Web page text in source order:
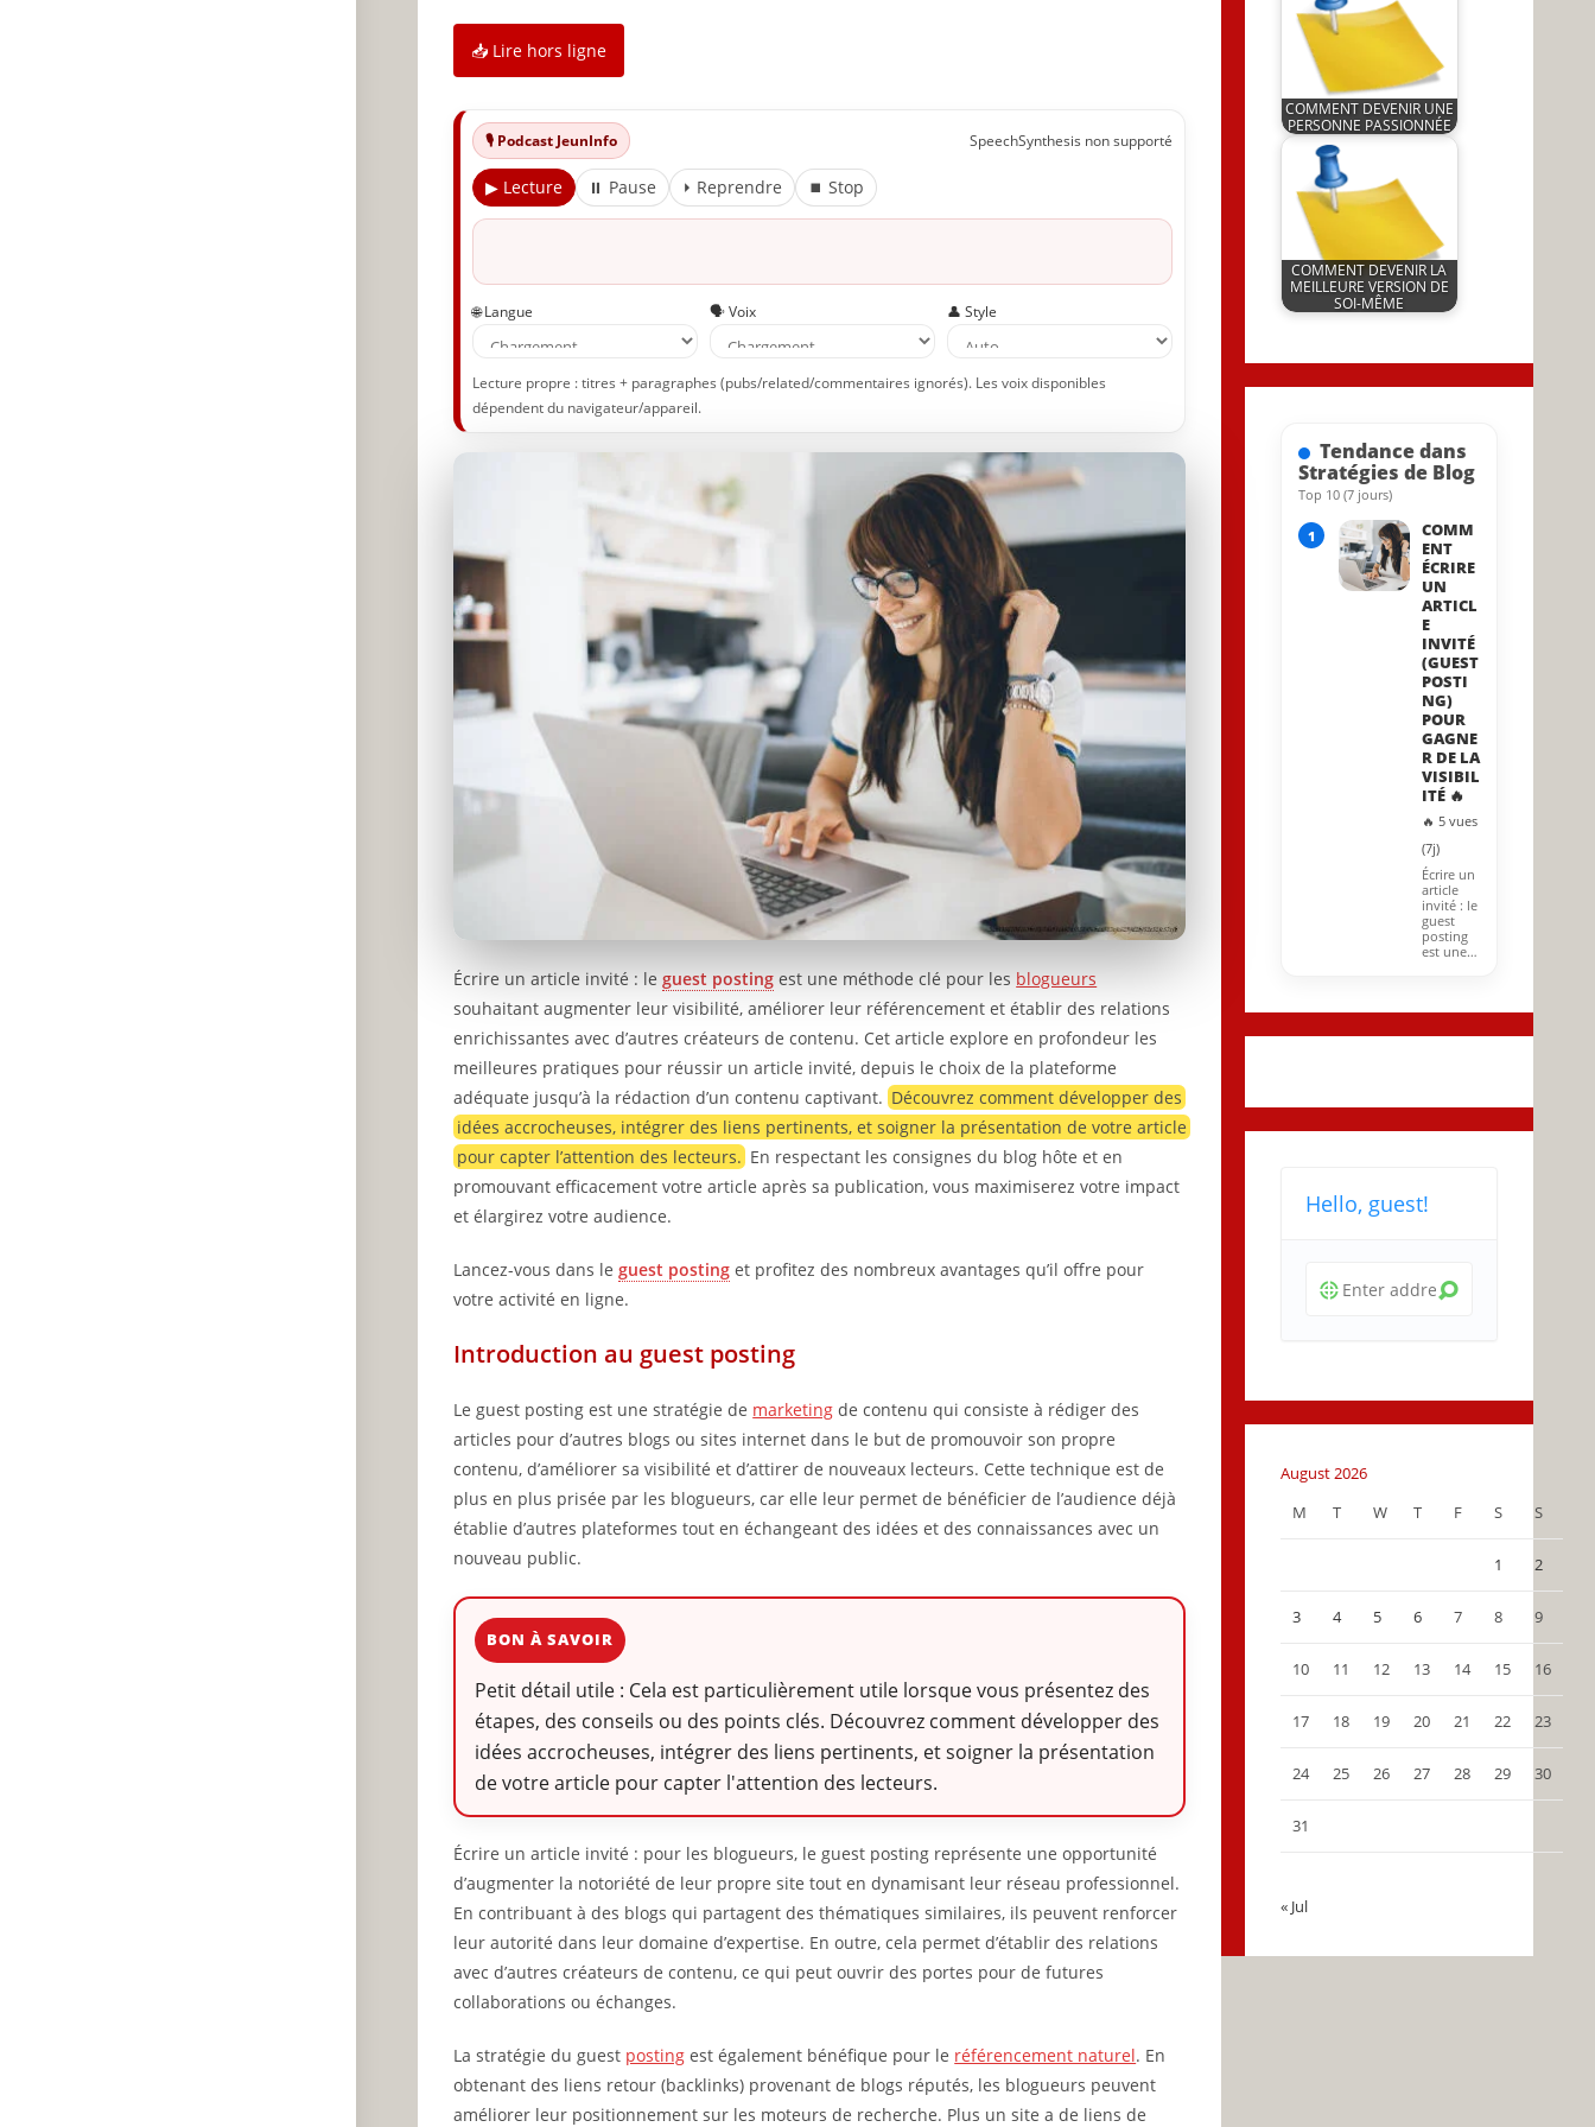
📥 Lire hors ligne
🎙️ Podcast JeunInfo SpeechSynthesis non supporté
▶ Lecture ⏸ Pause ⏵ Reprendre ⏹ Stop
🌐 Langue 🗣️ Voix 👤 Style
Lecture propre : titres + paragraphes (pubs/related/commentaires ignorés). Les voix disponibles
dépendent du navigateur/appareil.
Écrire un article invité : leguest posting est une méthode clé pour les blogueurs
souhaitant augmenter leur visibilité, améliorer leur référencement et établir des relations
enrichissantes avec d’autres créateurs de contenu. Cet article explore en profondeur les
meilleures pratiques pour réussir un article invité, depuis le choix de la plateforme
adéquate jusqu’à la rédaction d’un contenu captivant.Découvrez comment développer des
idées accrocheuses, intégrer des liens pertinents, et soigner la présentation de votre article
pour capter l’attention des lecteurs. En respectant les consignes du blog hôte et en
promouvant efficacement votre article après sa publication, vous maximiserez votre impact
et élargirez votre audience.
Lancez-vous dans leguest posting et profitez des nombreux avantages qu’il offre pour
votre activité en ligne.
Introduction au guest posting
Le guest posting est une stratégie de marketing de contenu qui consiste à rédiger des
articles pour d’autres blogs ou sites internet dans le but de promouvoir son propre
contenu, d’améliorer sa visibilité et d’attirer de nouveaux lecteurs. Cette technique est de
plus en plus prisée par les blogueurs, car elle leur permet de bénéficier de l’audience déjà
établie d’autres plateformes tout en échangeant des idées et des connaissances avec un
nouveau public.
BON À SAVOIR
Petit détail utile : Cela est particulièrement utile lorsque vous présentez des
étapes, des conseils ou des points clés. Découvrez comment développer des
idées accrocheuses, intégrer des liens pertinents, et soigner la présentation
de votre article pour capter l'attention des lecteurs.
Écrire un article invité : pour les blogueurs, le guest posting représente une opportunité
d’augmenter la notoriété de leur propre site tout en dynamisant leur réseau professionnel.
En contribuant à des blogs qui partagent des thématiques similaires, ils peuvent renforcer
leur autorité dans leur domaine d’expertise. En outre, cela permet d’établir des relations
avec d’autres créateurs de contenu, ce qui peut ouvrir des portes pour de futures
collaborations ou échanges.
La stratégie du guest posting est également bénéfique pour le référencement naturel. En
obtenant des liens retour (backlinks) provenant de blogs réputés, les blogueurs peuvent
améliorer leur positionnement sur les moteurs de recherche. Plus un site a de liens de
21 March 2022
COMMENT DEVENIR UNE
PERSONNE PASSIONNÉE
by
JeunInfo.J.l.
COMMENT DEVENIR LA
MEILLEURE VERSION DE
SOI-MÊME
31 May 2023
Tendance dans
Stratégies de Blog
Top 10 (7 jours)
1
COMM
ENT
ÉCRIRE
UN
ARTICL
E
INVITÉ
(GUEST
POSTI
NG)
POUR
GAGNE
R DE LA
VISIBIL
ITÉ 🔥
🔥 5 vues
(7j)
Écrire un
article
invité : le
guest
posting
est une…
Hello, guest!
August 2026
M
T W T F S S
1 2
3 4 5 6 7 8 9
10 11 12 13 14 15 16
17 18 19 20 21 22 23
24 25 26 27 28 29 30
31
« Jul